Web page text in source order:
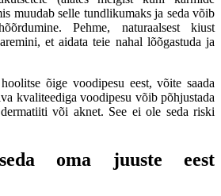
muudab selle tundlikumaks ja seda võib
Pehme, naturaalsest kiust
et aidata teie nahal lõõgastuda ja
õige voodipesu eest, võite saada
kvaliteediga voodipesu võib põhjustada
või aknet. See ei ole seda riski
oma juuste eest